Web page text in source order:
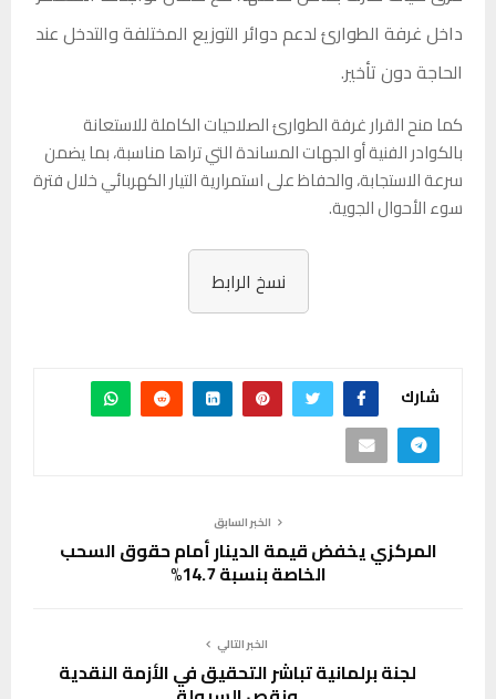
داخل غرفة الطوارئ لدعم دوائر التوزيع المختلفة والتدخل عند
الحاجة دون تأخير.
كما منح القرار غرفة الطوارئ الصلاحيات الكاملة للاستعانة
بالكوادر الفنية أو الجهات المساندة التي تراها مناسبة، بما يضمن
سرعة الاستجابة، والحفاظ على استمرارية التيار الكهربائي خلال فترة
سوء الأحوال الجوية.
نسخ الرابط
شارك
الخبر السابق
المركزي يخفض قيمة الدينار أمام حقوق السحب
الخاصة بنسبة 14.7%
الخبر التالي
لجنة برلمانية تباشر التحقيق في الأزمة النقدية